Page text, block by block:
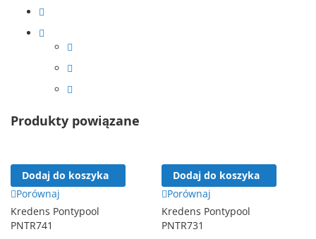
Produkty powiązane
Dodaj do koszyka
Porównaj
Kredens Pontypool
PNTR741
Dodaj do koszyka
Porównaj
Kredens Pontypool
PNTR731